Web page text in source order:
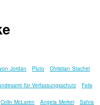
Jordan Pluto Christian Stachel
für Verfassungsschutz Felix
Colin McLaren Angela Merkel Sahra